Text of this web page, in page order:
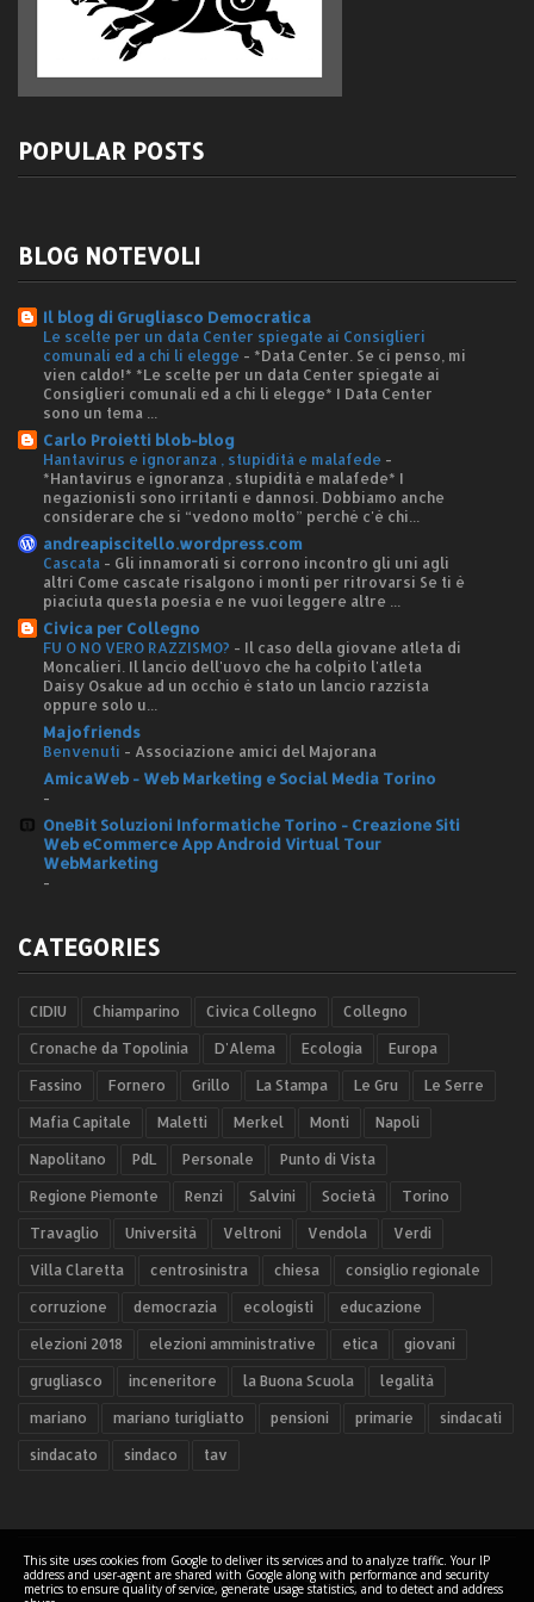
POPULAR POSTS
BLOG NOTEVOLI
Il blog di Grugliasco Democratica
Le scelte per un data Center spiegate ai Consiglieri
comunali ed a chi li elegge - *Data Center. Se ci penso, mi
vien caldo!* *Le scelte per un data Center spiegate ai
Consiglieri comunali ed a chi li elegge* I Data Center
sono un tema ...
Carlo Proietti blob-blog
Hantavirus e ignoranza , stupidità e malafede -
*Hantavirus e ignoranza , stupidità e malafede* I
negazionisti sono irritanti e dannosi. Dobbiamo anche
considerare che si “vedono molto” perché c'è chi...
andreapiscitello.wordpress.com
Cascata - Gli innamorati si corrono incontro gli uni agli
altri Come cascate risalgono i monti per ritrovarsi Se ti è
piaciuta questa poesia e ne vuoi leggere altre ...
Civica per Collegno
FU O NO VERO RAZZISMO? - Il caso della giovane atleta di
Moncalieri. Il lancio dell'uovo che ha colpito l'atleta
Daisy Osakue ad un occhio è stato un lancio razzista
oppure solo u...
Majofriends
Benvenuti - Associazione amici del Majorana
AmicaWeb - Web Marketing e Social Media Torino
-
OneBit Soluzioni Informatiche Torino - Creazione Siti
Web eCommerce App Android Virtual Tour
WebMarketing
-
CATEGORIES
CIDIU Chiamparino Civica Collegno Collegno
Cronache da Topolinia D'Alema Ecologia Europa
Fassino Fornero Grillo La Stampa Le Gru Le Serre
Mafia Capitale Maletti Merkel Monti Napoli
Napolitano PdL Personale Punto di Vista
Regione Piemonte Renzi Salvini Società Torino
Travaglio Università Veltroni Vendola Verdi
Villa Claretta centrosinistra chiesa consiglio regionale
corruzione democrazia ecologisti educazione
elezioni 2018 elezioni amministrative etica giovani
grugliasco inceneritore la Buona Scuola legalità
mariano mariano turigliatto pensioni primarie sindacati
sindacato sindaco tav
COPYRIGHT ©2026 Mariano Turigliatto il Blog
This site uses cookies from Google to deliver its services and to analyze traffic. Your IP
address and user-agent are shared with Google along with performance and security
metrics to ensure quality of service, generate usage statistics, and to detect and address